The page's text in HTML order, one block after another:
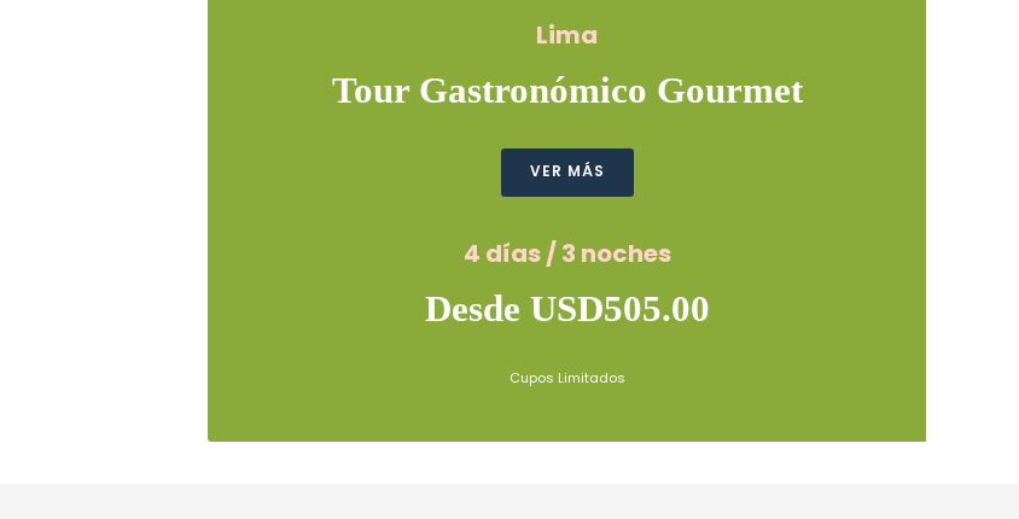
Lima
Tour Gastronómico Gourmet
VER MÁS
4 días / 3 noches
Desde USD505.00
Cupos Limitados